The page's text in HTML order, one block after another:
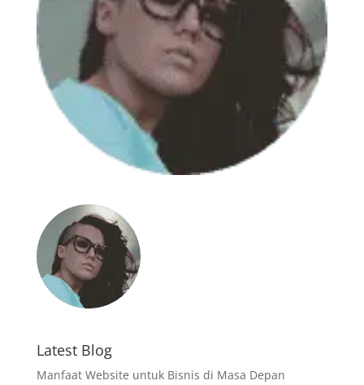
Latest Blog
Manfaat Website untuk Bisnis di Masa Depan